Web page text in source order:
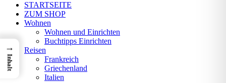
STARTSEITE
ZUM SHOP
Wohnen
Wohnen und Einrichten
Buchtipps Einrichten
Reisen
Frankreich
Griechenland
Italien
→
Inhalt